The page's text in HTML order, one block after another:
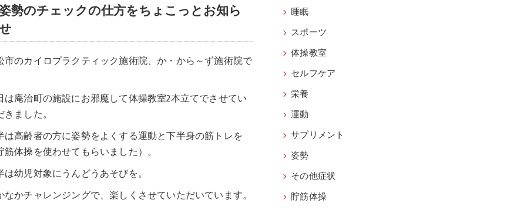
勢のチェックの仕方をちょこっとお知ら
市のカイロプラクティック施術院、か・から～ず施術院で
は庵治町の施設にお邪魔して体操教室2本立てでさせてい
きました。
は高齢者の方に姿勢をよくする運動と下半身の筋トレを
筋体操を使わせてもらいました）。
は幼児対象にうんどうあそびを。
なかチャレンジングで、楽しくさせていただいています。
睡眠
スポーツ
体操教室
セルフケア
栄養
運動
サプリメント
姿勢
その他症状
貯筋体操